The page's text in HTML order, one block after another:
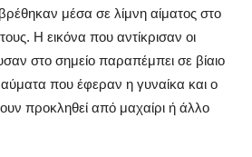
μέσα σε λίμνη αίματος στο
Η εικόνα που αντίκρισαν οι
στο σημείο παραπέμπει σε βίαιο
που έφεραν η γυναίκα και ο
προκληθεί από μαχαίρι ή άλλο